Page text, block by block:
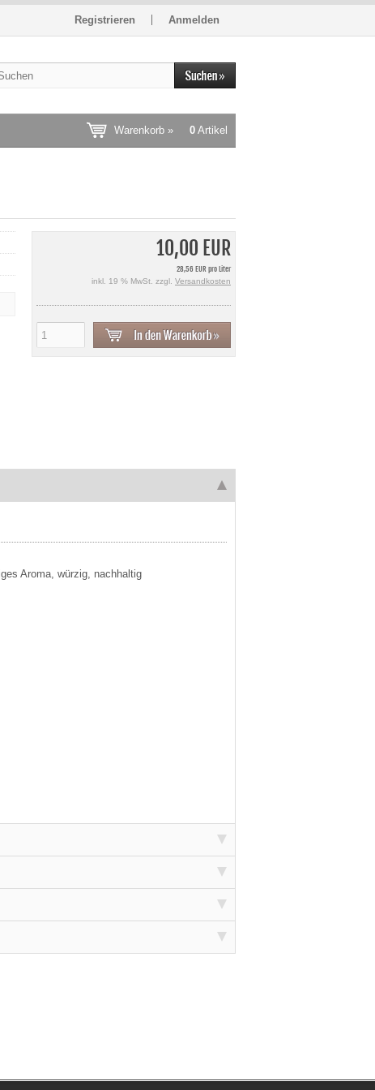
Registrieren Anmelden
Warenkorb » 0 Artikel
10,00 EUR
28,56 EUR pro Liter
inkl. 19 % MwSt. zzgl. Versandkosten
Aroma, würzig, nachhaltig